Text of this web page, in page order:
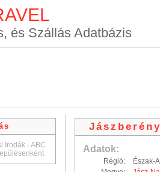
és Szállás Adatbázis
Irodák - ABC
Adatok:
Régió:
Észak-